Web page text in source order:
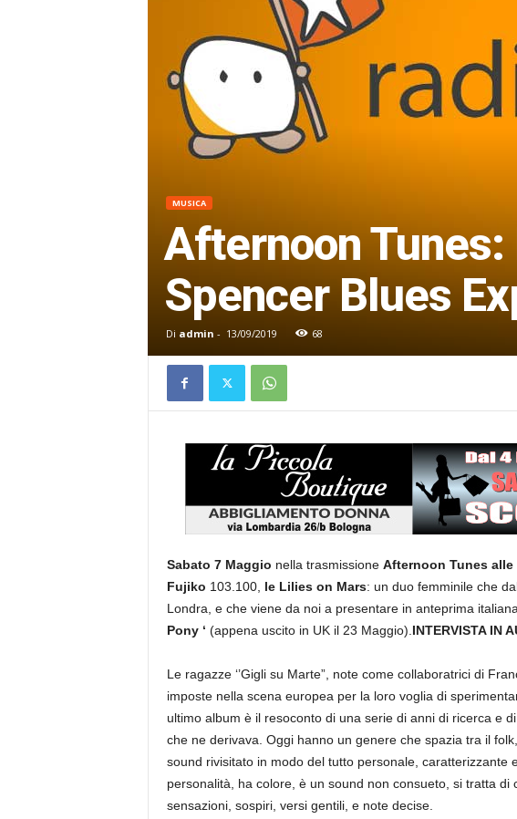
MUSICA
Afternoon
Spencer Blues
Di admin - 13/09/2019 68
Sabato 7 Maggio nella trasmissione Afternoon Tunes alle
Fujiko 103.100, le Lilies on Mars: un duo femminile che
Londra, e che viene da noi a presentare in anteprima
Pony ‘ (appena uscito in UK il 23 Maggio). INTERVISTA IN
Le ragazze ‘’Gigli su Marte”, note come collaboratrici di
imposte nella scena europea per la loro voglia di
ultimo album è il resoconto di una serie di anni di ricerca e
che ne derivava. Oggi hanno un genere che spazia tra il
sound rivisitato in modo del tutto personale, caratterizzante
personalità, ha colore, è un sound non consueto, si tratta di
sensazioni, sospiri, versi gentili, e note decise.